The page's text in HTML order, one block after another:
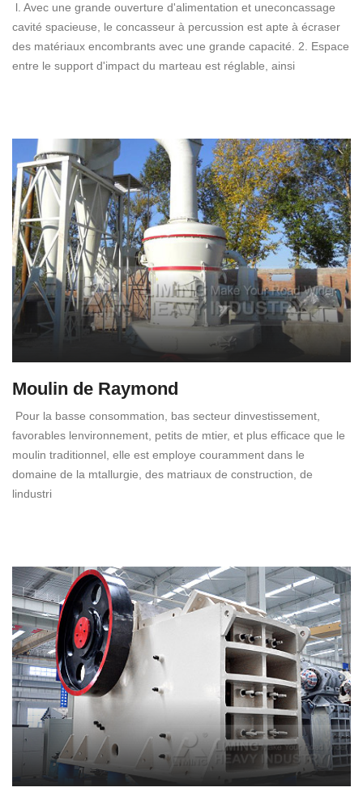
l. Avec une grande ouverture d'alimentation et uneconcassage
cavité spacieuse, le concasseur à percussion est apte à écraser
des matériaux encombrants avec une grande capacité. 2. Espace
entre le support d'impact du marteau est réglable, ainsi
Moulin de Raymond
Pour la basse consommation, bas secteur dinvestissement,
favorables lenvironnement, petits de mtier, et plus efficace que le
moulin traditionnel, elle est employe couramment dans le
domaine de la mtallurgie, des matriaux de construction, de
lindustri